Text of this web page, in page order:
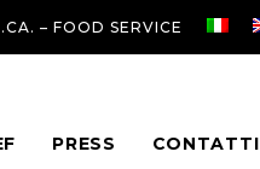
– FOOD SERVICE
PRESS CONTATTI